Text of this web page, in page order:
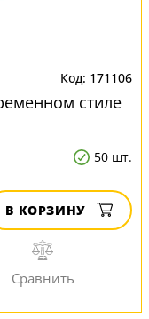
171106
стиле
50 шт.
В КОРЗИНУ